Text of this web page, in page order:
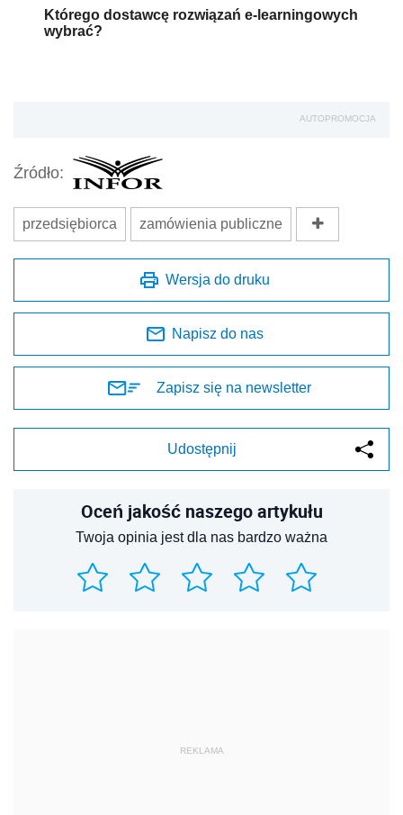
Którego dostawcę rozwiązań e-learningowych
wybrać?
AUTOPROMOCJA
Źródło:
przedsiębiorca zamówienia publiczne
Wersja do druku
Napisz do nas
Zapisz się na newsletter
Udostępnij
Oceń jakość naszego artykułu
Twoja opinia jest dla nas bardzo ważna
REKLAMA